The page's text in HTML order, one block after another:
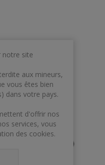
notre site
aux mineurs,
vous êtes bien
dans votre pays.
d'offrir nos
services, vous
des cookies.